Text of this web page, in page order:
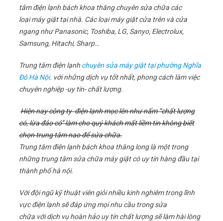
tâm điện lạnh bách khoa thăng chuyên sửa chữa các
loại máy giặt tại nhà. Các loại máy giặt cửa trên và cửa
ngang như Panasonic, Toshiba, LG, Sanyo, Electrolux,
Samsung, Hitachi, Sharp…
Trung tâm điện lạnh chuyên sửa máy giặt tại phường Nghĩa
Đô Hà Nội. với những dịch vụ tốt nhất, phong cách làm việc
chuyên nghiệp -uy tín- chất lượng.
Hiện nay công ty điện lạnh mọc lên như nấm “chất lượng
có, lừa đảo có” làm cho quý khách mất liềm tin không biết
chọn trung tâm nao để sửa chữa.
Trung tâm điện lạnh bách khoa thăng long là một trong
những trung tâm sửa chữa máy giặt có uy tín hàng đầu tại
thành phố hà nội.
Với đội ngũ kỹ thuật viên giỏi nhiều kinh nghiêm trong lĩnh
vực điện lạnh sẽ đáp ứng mọi nhu cầu trong sửa
chữa với dịch vụ hoàn hảo uy tín chất lượng sẽ làm hài lòng